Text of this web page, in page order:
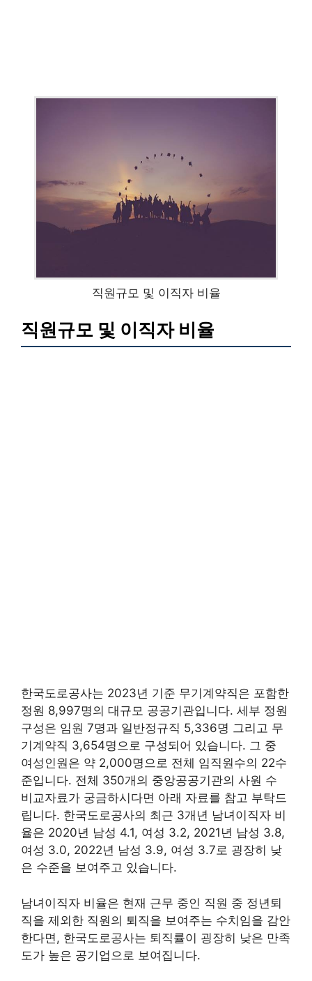
직원규모 및 이직자 비율
직원규모 및 이직자 비율
한국도로공사는 2023년 기준 무기계약직은 포함한
정원 8,997명의 대규모 공공기관입니다. 세부 정원
구성은 임원 7명과 일반정규직 5,336명 그리고 무
기계약직 3,654명으로 구성되어 있습니다. 그 중
여성인원은 약 2,000명으로 전체 임직원수의 22수
준입니다. 전체 350개의 중앙공공기관의 사원 수
비교자료가 궁금하시다면 아래 자료를 참고 부탁드
립니다. 한국도로공사의 최근 3개년 남녀이직자 비
율은 2020년 남성 4.1, 여성 3.2, 2021년 남성 3.8,
여성 3.0, 2022년 남성 3.9, 여성 3.7로 굉장히 낮
은 수준을 보여주고 있습니다.
남녀이직자 비율은 현재 근무 중인 직원 중 정년퇴
직을 제외한 직원의 퇴직을 보여주는 수치임을 감안
한다면, 한국도로공사는 퇴직률이 굉장히 낮은 만족
도가 높은 공기업으로 보여집니다.